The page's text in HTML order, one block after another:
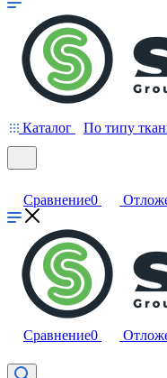
Каталог По типу
Сравнение0
Сравнение0